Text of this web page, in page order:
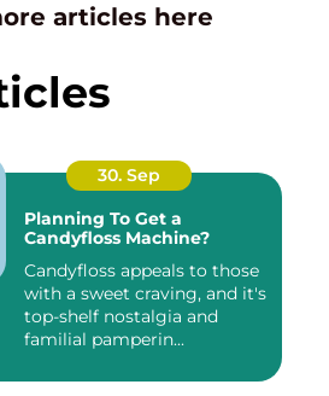
articles here
30. Sep
Planning To Get a
Candyfloss Machine?
Candyfloss appeals to those
with a sweet craving, and it's
top-shelf nostalgia and
familial pamperin...